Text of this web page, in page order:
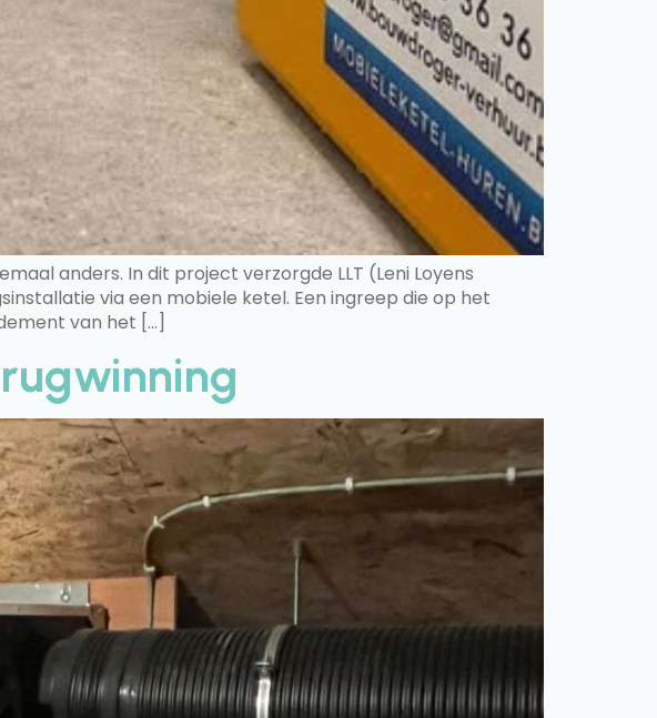
anders. In dit project verzorgde LLT (Leni Loyens
via een mobiele ketel. Een ingreep die op het
van het […]